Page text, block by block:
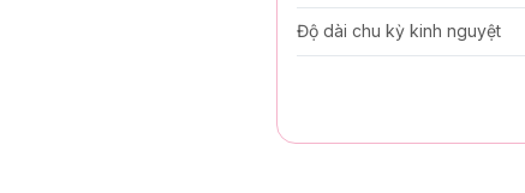
Độ dài chu kỳ kinh nguyệt